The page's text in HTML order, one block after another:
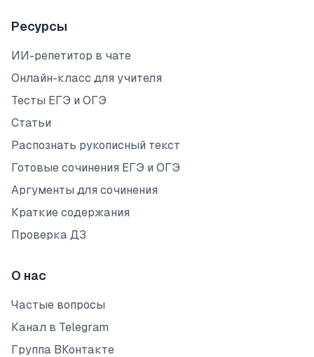
Ресурсы
ИИ-репетитор в чате
Онлайн-класс для учителя
Тесты ЕГЭ и ОГЭ
Статьи
Распознать рукописный текст
Готовые сочинения ЕГЭ и ОГЭ
Аргументы для сочинения
Краткие содержания
Проверка ДЗ
О нас
Частые вопросы
Канал в Telegram
Группа ВКонтакте